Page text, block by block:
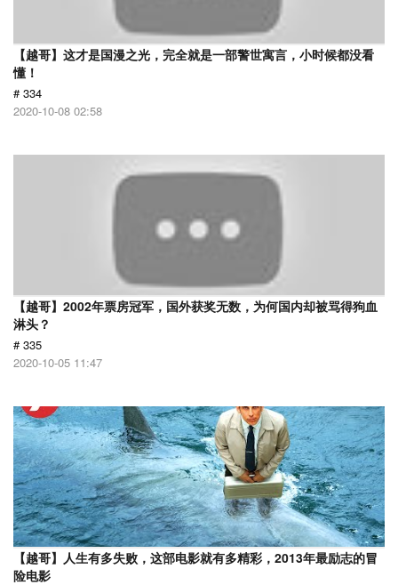
【越哥】这才是国漫之光，完全就是一部警世寓言，小时候都没看
懂！
# 334
2020-10-08 02:58
【越哥】2002年票房冠军，国外获奖无数，为何国内却被骂得狗血
淋头？
# 335
2020-10-05 11:47
【越哥】人生有多失败，这部电影就有多精彩，2013年最励志的冒
险电影